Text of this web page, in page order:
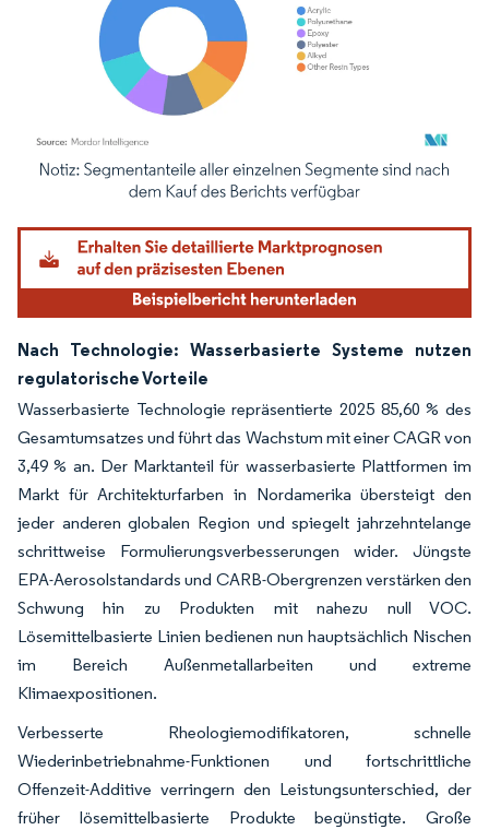
Bild © Mordor Intelligence. Wiederverwendung erfordert Namensnennung
Nach Technologie: Wasserbasierte Systeme nutzen
regulatorische Vorteile
Wasserbasierte Technologie repräsentierte 2025 85,60 % des
Gesamtumsatzes und führt das Wachstum mit einer CAGR von
3,49 % an. Der Marktanteil für wasserbasierte Plattformen im
Markt für Architekturfarben in Nordamerika übersteigt den
jeder anderen globalen Region und spiegelt jahrzehntelange
schrittweise Formulierungsverbesserungen wider. Jüngste
EPA-Aerosolstandards und CARB-Obergrenzen verstärken den
Schwung hin zu Produkten mit nahezu null VOC.
Lösemittelbasierte Linien bedienen nun hauptsächlich Nischen
im Bereich Außenmetallarbeiten und extreme
Klimaexpositionen.
Verbesserte Rheologiemodifikatoren, schnelle
Wiederinbetriebnahme-Funktionen und fortschrittliche
Offenzeit-Additive verringern den Leistungsunterschied, der
früher lösemittelbasierte Produkte begünstigte. Große